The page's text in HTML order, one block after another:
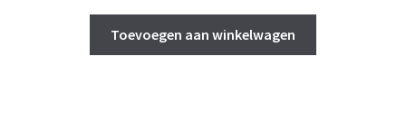
Toevoegen aan winkelwagen